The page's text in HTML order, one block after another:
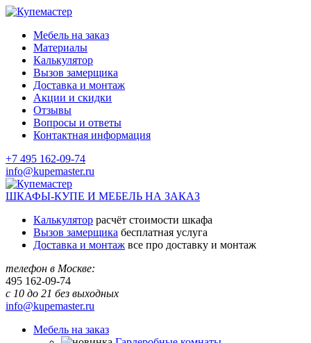
Мебель на заказ
Материалы
Калькулятор
Вызов замерщика
Доставка и монтаж
Акции и скидки
Отзывы
Вопросы и ответы
Контактная информация
+7 495 162-09-74
info@kupemaster.ru
ШКАФЫ-КУПЕ И МЕБЕЛЬ НА ЗАКАЗ
Калькулятор расчёт стоимости шкафа
Вызов замерщика бесплатная услуга
Доставка и монтаж все про доставку и монтаж
телефон в Москве:
495 162-09-74
с 10 до 21 без выходных
info@kupemaster.ru
Мебель на заказ